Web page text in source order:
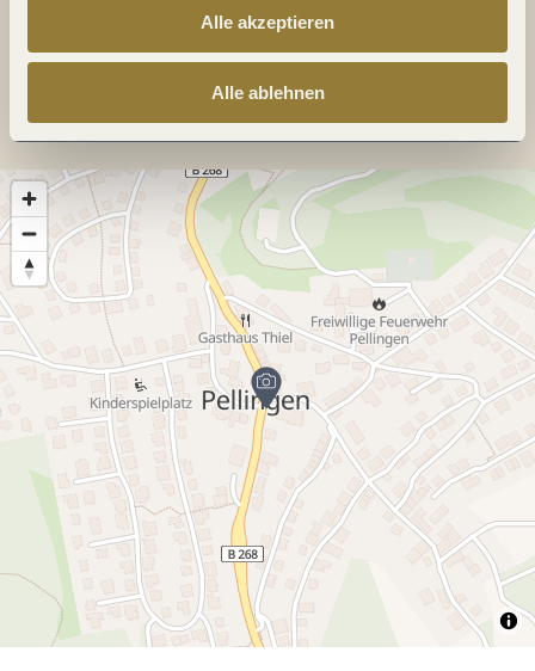
Alle akzeptieren
Alle ablehnen
Anreise planen